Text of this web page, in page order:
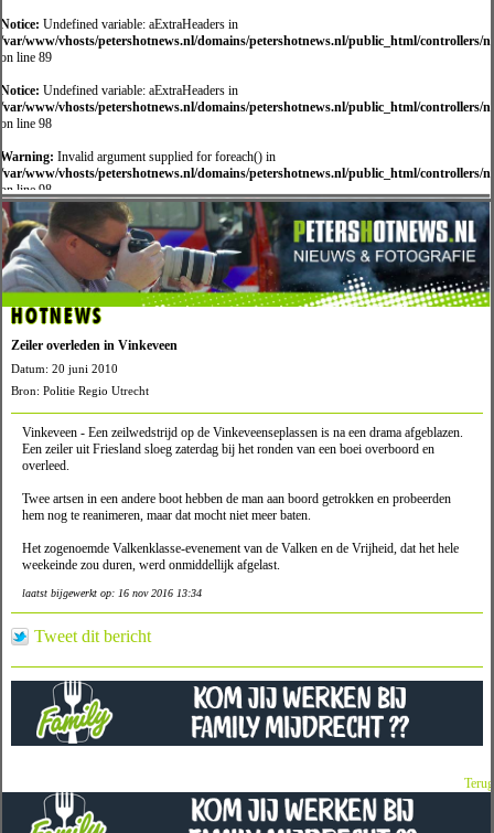
Notice: Undefined variable: aExtraHeaders in
/var/www/vhosts/petershotnews.nl/domains/petershotnews.nl/public_html/controllers/
on line 89
Notice: Undefined variable: aExtraHeaders in
/var/www/vhosts/petershotnews.nl/domains/petershotnews.nl/public_html/controllers/
on line 98
Warning: Invalid argument supplied for foreach() in
/var/www/vhosts/petershotnews.nl/domains/petershotnews.nl/public_html/controllers/
on line 98
HOTNEWS
Zeiler overleden in Vinkeveen
Datum: 20 juni 2010
Bron: Politie Regio Utrecht
Vinkeveen - Een zeilwedstrijd op de Vinkeveenseplassen is na een drama afgeblazen.
Een zeiler uit Friesland sloeg zaterdag bij het ronden van een boei overboord en
overleed.
Twee artsen in een andere boot hebben de man aan boord getrokken en probeerden
hem nog te reanimeren, maar dat mocht niet meer baten.
Het zogenoemde Valkenklasse-evenement van de Valken en de Vrijheid, dat het hele
weekeinde zou duren, werd onmiddellijk afgelast.
laatst bijgewerkt op: 16 nov 2016 13:34
Tweet dit bericht
Terug